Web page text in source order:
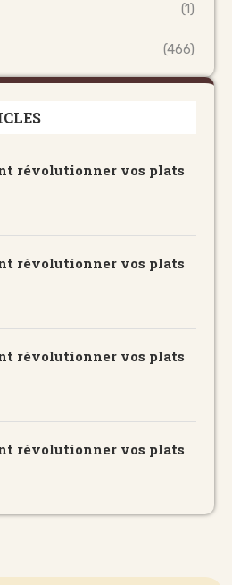
(1)
(466)
révolutionner vos plats
révolutionner vos plats
révolutionner vos plats
révolutionner vos plats